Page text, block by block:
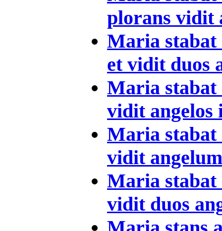
plorans vidit
Maria stabat
et vidit duos
Maria stabat
vidit angelos
Maria stabat
vidit
Maria stabat
vidit duos